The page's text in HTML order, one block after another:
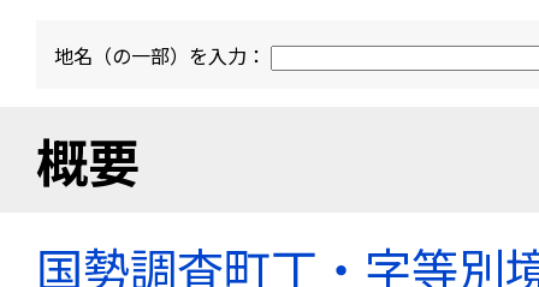
地名（の一部）を入力：
概要
国勢調査町丁・字等別